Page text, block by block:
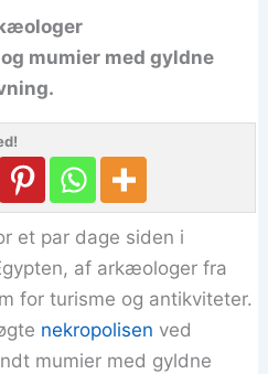
mumier med gyldne
et par dage siden i
af arkæologer fra
for turisme og antikviteter.
nekropolisen ved
mumier med gyldne